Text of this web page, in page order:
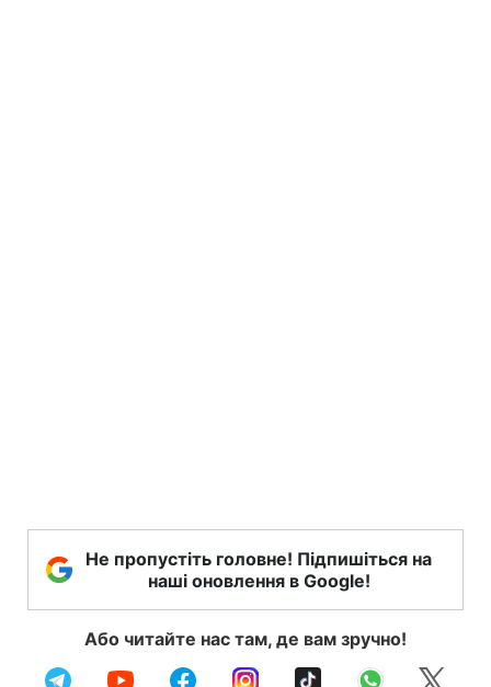
Не пропустіть головне! Підпишіться на
наші оновлення в Google!
Або читайте нас там, де вам зручно!